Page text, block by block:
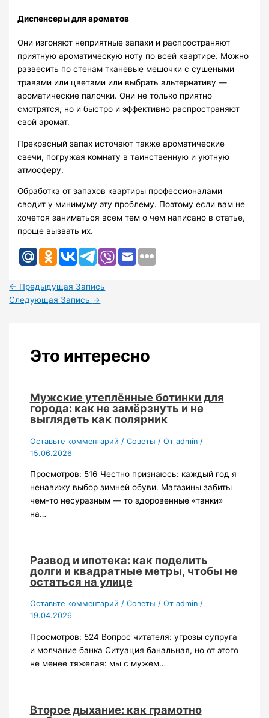
Диспенсеры для ароматов
Они изгоняют неприятные запахи и распространяют
приятную ароматическую ноту по всей квартире. Можно
развесить по стенам тканевые мешочки с сушеными
травами или цветами или выбрать альтернативу —
ароматические палочки. Они не только приятно
смотрятся, но и быстро и эффективно распространяют
свой аромат.
Прекрасный запах источают также ароматические
свечи, погружая комнату в таинственную и уютную
атмосферу.
Обработка от запахов квартиры профессионалами
сводит у минимуму эту проблему. Поэтому если вам не
хочется заниматься всем тем о чем написано в статье,
проще вызвать их.
← Предыдущая Запись
Следующая Запись →
Это интересно
Мужские утеплённые ботинки для
города: как не замёрзнуть и не
выглядеть как полярник
Оставьте комментарий / Советы / От admin /
15.06.2026
Просмотров: 516 Честно признаюсь: каждый год я
ненавижу выбор зимней обуви. Магазины забиты
чем-то несуразным — то здоровенные «танки»
на…
Развод и ипотека: как поделить
долги и квадратные метры, чтобы не
остаться на улице
Оставьте комментарий / Советы / От admin /
19.04.2026
Просмотров: 524 Вопрос читателя: угрозы супруга
и молчание банка Ситуация банальная, но от этого
не менее тяжелая: мы с мужем…
Второе дыхание: как грамотно